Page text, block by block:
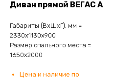
Диван прямой ВЕГАС А
Габариты (ВхШхГ), мм =
2330х1130х900
Размер спального места =
1650х2000
Цена и наличие по